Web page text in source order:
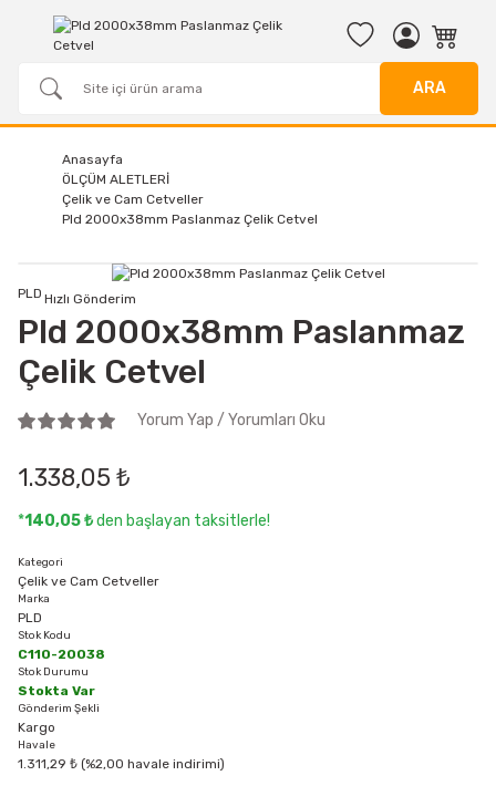
ARA
Anasayfa
ÖLÇÜM ALETLERİ
Çelik ve Cam Cetveller
Pld 2000x38mm Paslanmaz Çelik Cetvel
Hızlı Gönderim
PLD
Pld 2000x38mm Paslanmaz
Çelik Cetvel
Yorum Yap / Yorumları Oku
1.338,05 ₺
*140,05 ₺den başlayan taksitlerle!
Kategori
Çelik ve Cam Cetveller
Marka
PLD
Stok Kodu
C110-20038
Stok Durumu
Stokta Var
Gönderim Şekli
Kargo
Havale
1.311,29 ₺ (%2,00 havale indirimi)